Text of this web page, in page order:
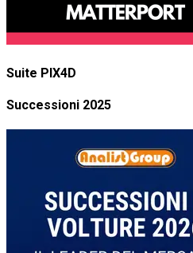
Suite PIX4D
Successioni 2025